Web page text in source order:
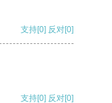
支持[0] 反对[0]
支持[0] 反对[0]